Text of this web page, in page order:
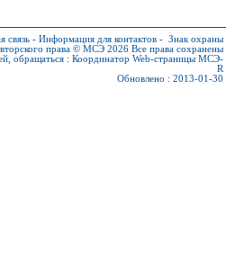
связь - Информация для контактов - Знак охраны
права © МСЭ 2026 Все права сохранены
обращаться : Координатор Web-страницы МСЭ-
R
Обновлено : 2013-01-30